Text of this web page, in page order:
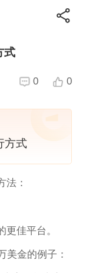
式
0 0
方式
法：
佳平台。
美金的例子：